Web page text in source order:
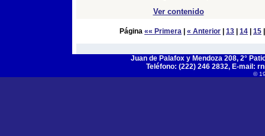
Ver contenido
Página «« Primera « Anterior 13 14 15
Juan de Palafox y Mendoza 208, 2°
Teléfono: (222) 246 2832, E-mail:
©